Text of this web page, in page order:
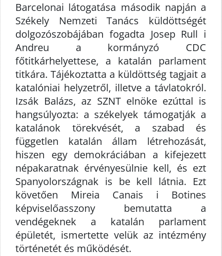
Barcelonai látogatása második napján a
Székely Nemzeti Tanács küldöttségét
dolgozószobájában fogadta Josep Rull i
Andreu a kormányzó CDC
főtitkárhelyettese, a katalán parlament
titkára. Tájékoztatta a küldöttség tagjait a
katalóniai helyzetről, illetve a távlatokról.
Izsák Balázs, az SZNT elnöke ezúttal is
hangsúlyozta: a székelyek támogatják a
katalánok törekvését, a szabad és
független katalán állam létrehozását,
hiszen egy demokráciában a kifejezett
népakaratnak érvényesülnie kell, és ezt
Spanyolországnak is be kell látnia. Ezt
követően Mireia Canais i Botines
képviselőasszony bemutatta a
vendégeknek a katalán parlament
épületét, ismertette velük az intézmény
történetét és működését.